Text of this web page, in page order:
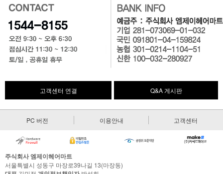
고객센터 연결 Q&A 게시판
PC 버전 이용안내 고객센터
주식회사 엠제이헤어마트
서울특별시 성동구 마장로39나길 13(마장동)